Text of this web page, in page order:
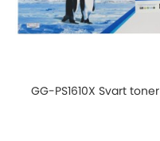
GG-PS1610X Svart toner